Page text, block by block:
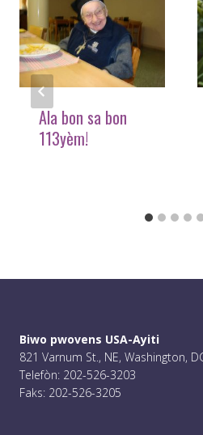
Ala bon sa bon
113yèm!
Biwo pwovens USA-Ayiti
821 Varnum St., NE, Washington,
Telefòn: 202-526-3203
Faks: 202-526-3205